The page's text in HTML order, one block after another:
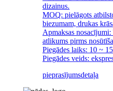
dizainus.
MOQ: pielāgots
biezumam, drukas
Apmaksas
atlikums pirms
Piegādes laiks: 10 ~
Piegādes veids:
pieprasījumsdetaļa